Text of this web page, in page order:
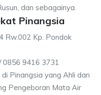
dan sebagainya.
Pinangsia
Rw.002 Kp. Pondok
0856 9416 3731
Pinangsia yang Ahli dan
Pengeboran Mata Air